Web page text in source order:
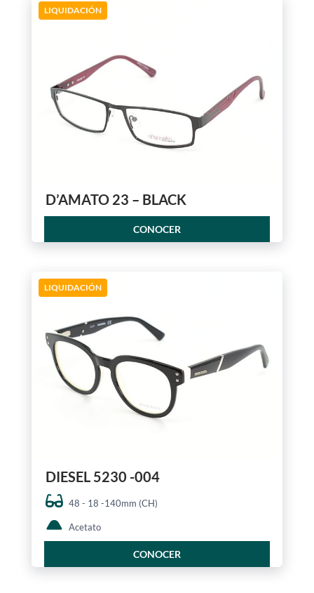
LIQUIDACIÓN
D’AMATO 23 – BLACK
CONOCER
LIQUIDACIÓN
DIESEL 5230 -004
48 - 18 -140mm (CH)
Acetato
CONOCER